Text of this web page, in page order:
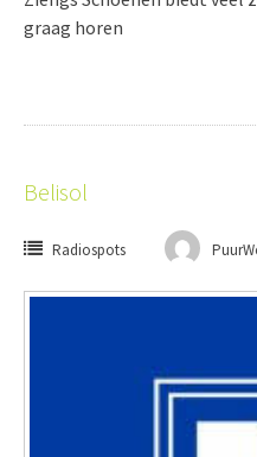
graag horen
Belisol
Radiospots